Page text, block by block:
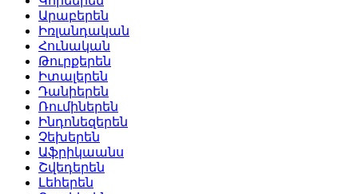
Արաբերեն
Իռլանդական
Հունական
Թուրքերեն
Իտալերեն
Դանիերեն
Ռումիներեն
Ինդոնեզերեն
Չեխերեն
Աֆրիկաանս
Շվեդերեն
Լեհերեն